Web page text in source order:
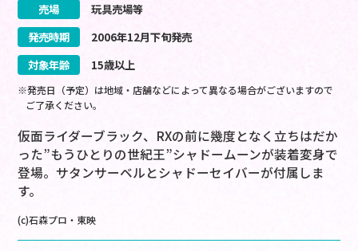
売場
玩具売場等
発売時期
2006年12月下旬発売
対象年齢
15歳以上
※発売日（予定）は地域・店舗などによって異なる場合がございますので
ご了承ください。
仮面ライダーブラック、RXの前に幾度となく立ちはだか
った”もうひとりの世紀王”シャドームーンが装着変身で
登場。サタンサーベルとシャドーセイバーが付属しま
す。
(c)石森プロ・東映